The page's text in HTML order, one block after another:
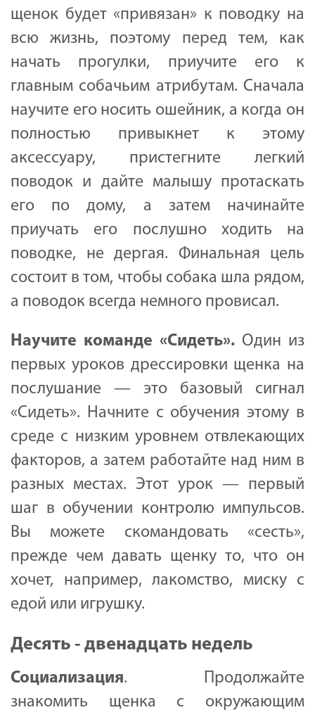
щенок будет «привязан» к поводку на
всю жизнь, поэтому перед тем, как
начать прогулки, приучите его к
главным собачьим атрибутам. Сначала
научите его носить ошейник, а когда он
полностью привыкнет к этому
аксессуару, пристегните легкий
поводок и дайте малышу протаскать
его по дому, а затем начинайте
приучать его послушно ходить на
поводке, не дергая. Финальная цель
состоит в том, чтобы собака шла рядом,
а поводок всегда немного провисал.
Научите команде «Сидеть». Один из
первых уроков дрессировки щенка на
послушание — это базовый сигнал
«Сидеть». Начните с обучения этому в
среде с низким уровнем отвлекающих
факторов, а затем работайте над ним в
разных местах. Этот урок — первый
шаг в обучении контролю импульсов.
Вы можете скомандовать «сесть»,
прежде чем давать щенку то, что он
хочет, например, лакомство, миску с
едой или игрушку.
Десять - двенадцать недель
Социализация. Продолжайте
знакомить щенка с окружающим